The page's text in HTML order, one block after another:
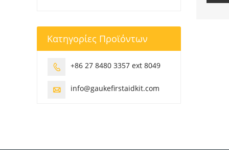
Κατηγορίες Προϊόντων
 +86 27 8480 3357 ext 8049
 info@gaukefirstaidkit.com